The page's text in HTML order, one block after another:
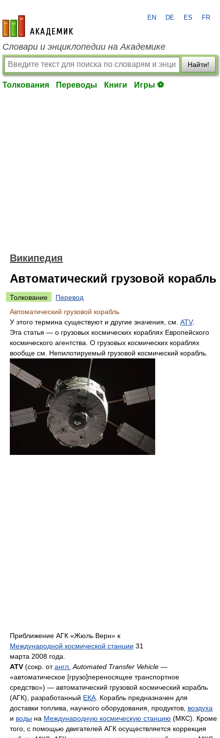
academic.ru
EN DE ES FR
Словари и энциклопедии на Академике
Найти!
Толкования Переводы Книги Игры ⚽
Википедия
Автоматический грузовой корабль
Толкование
Перевод
Автоматический грузовой корабль
У этого термина существуют и другие значения, см. ATV.
Эта статья — о грузовых космических кораблях Европейского
космического агентства. О грузовых космических кораблях
вообще см. Непилотируемый грузовой космический корабль.
Приближение АГК «Жюль Верн» к
Международной космической станции 31
марта 2008 года.
ATV (сокр. отангл. Automated Transfer Vehicle —
«автоматическое [грузо]переносящее транспортное
средство») — автоматический грузовой космический корабль
(АГК), разработанный ЕКА. Корабль предназначен для
доставки топлива, научного оборудования, продуктов, воздуха
и воды на Международную космическую станцию (МКС). Кроме
того, с помощью двигателей АГК осуществляется коррекция